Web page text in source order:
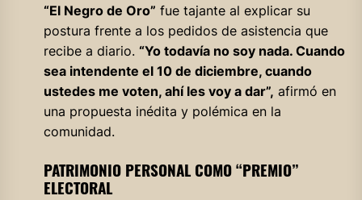
“El Negro de Oro” fue tajante al explicar su
postura frente a los pedidos de asistencia que
recibe a diario. “Yo todavía no soy nada. Cuando
sea intendente el 10 de diciembre, cuando
ustedes me voten, ahí les voy a dar”, afirmó en
una propuesta inédita y polémica en la
comunidad.
PATRIMONIO PERSONAL COMO “PREMIO”
ELECTORAL